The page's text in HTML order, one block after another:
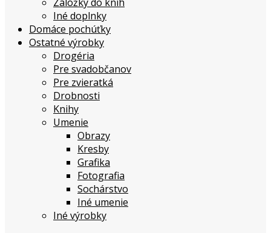
Iné doplnky
Domáce pochúťky
Ostatné výrobky
Drogéria
Pre svadobčanov
Pre zvieratká
Drobnosti
Knihy
Umenie
Obrazy
Kresby
Grafika
Fotografia
Sochárstvo
Iné umenie
Iné výrobky